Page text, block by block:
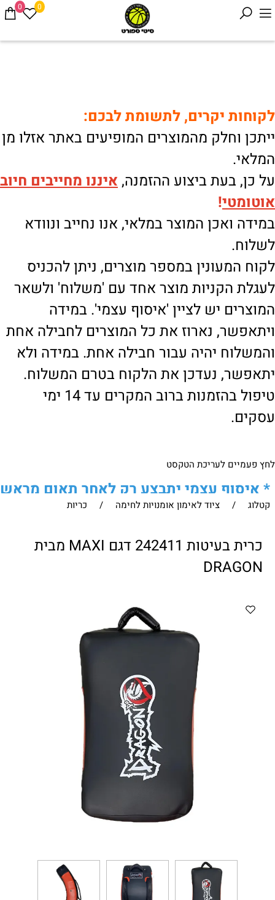
0 0
לקוחות יקרים, לתשומת לבכם:
ייתכן וחלק מהמוצרים המופיעים באתר אזלו מן
המלאי.
על כן, בעת ביצוע ההזמנה, איננו מחייבים חיוב
אוטומטי!
במידה ואכן המוצר במלאי, אנו נחייב ונוודא
לשלוח.
לקוח המעונין במספר מוצרים, ניתן להכניס
לעגלת הקניות מוצר אחד עם 'משלוח' ולשאר
המוצרים יש לציין 'איסוף עצמי'. במידה
ויתאפשר, נארוז את כל המוצרים לחבילה אחת
והמשלוח יהיה עבור חבילה אחת. במידה ולא
יתאפשר, נעדכן את הלקוח בטרם המשלוח.
טיפול בהזמנות ברוב המקרים עד 14 ימי
עסקים.
לחץ פעמיים לעריכת הטקסט
* איסוף עצמי יתבצע רק לאחר תאום מראש
של הלקוח מול נציגנו!
ווטצאפ( הודעות בלבד):
052-8059900
מענה טלפוני:
בין השעות 9:00-17:00
"צור קשר"באתר
citysport1@013.net
citysport2@013.net
קטלוג / ציוד לאימון אומנויות לחימה / כריות
כרית בעיטות 242411 דגם MAXI מבית
DRAGON